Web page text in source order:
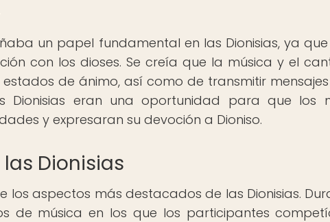
un papel fundamental en las Dionisias, ya
con los dioses. Se creía que la música y el
de ánimo, así como de transmitir
Dionisias eran una oportunidad para que los
y expresaran su devoción a Dioniso.
Dionisias
los aspectos más destacados de las Dionisias.
de música en los que los participantes